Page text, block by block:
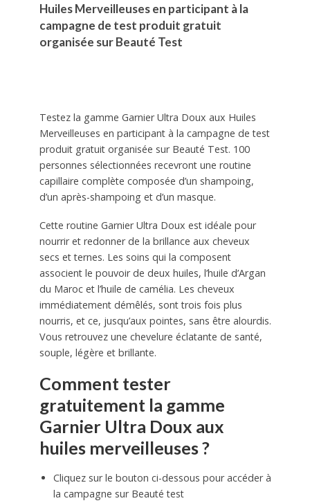
Huiles Merveilleuses en participant à la
campagne de test produit gratuit
organisée sur Beauté Test
Testez la gamme Garnier Ultra Doux aux Huiles
Merveilleuses en participant à la campagne de test
produit gratuit organisée sur Beauté Test. 100
personnes sélectionnées recevront une routine
capillaire complète composée d’un shampoing,
d’un après-shampoing et d’un masque.
Cette routine Garnier Ultra Doux est idéale pour
nourrir et redonner de la brillance aux cheveux
secs et ternes. Les soins qui la composent
associent le pouvoir de deux huiles, l’huile d’Argan
du Maroc et l’huile de camélia. Les cheveux
immédiatement démêlés, sont trois fois plus
nourris, et ce, jusqu’aux pointes, sans être alourdis.
Vous retrouvez une chevelure éclatante de santé,
souple, légère et brillante.
Comment tester
gratuitement la gamme
Garnier Ultra Doux aux
huiles merveilleuses ?
Cliquez sur le bouton ci-dessous pour accéder à
la campagne sur Beauté test